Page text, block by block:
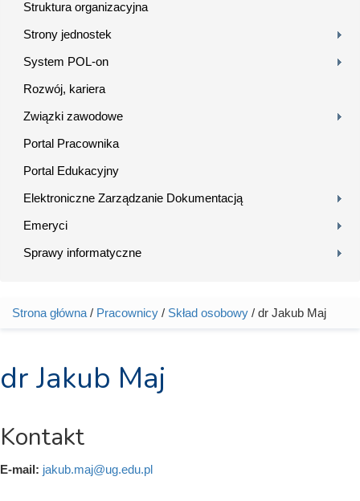
Struktura organizacyjna
Strony jednostek
System POL-on
Rozwój, kariera
Związki zawodowe
Portal Pracownika
Portal Edukacyjny
Elektroniczne Zarządzanie Dokumentacją
Emeryci
Sprawy informatyczne
Jesteś tutaj
Strona główna / Pracownicy / Skład osobowy / dr Jakub Maj
dr Jakub Maj
Kontakt
E-mail: jakub.maj@ug.edu.pl